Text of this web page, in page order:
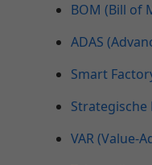
BOM (Bill of
ADAS
Smart
Strategische
VAR (Value-